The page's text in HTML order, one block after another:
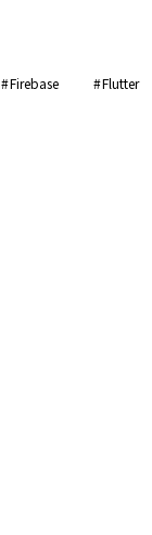
Firebase Flutter